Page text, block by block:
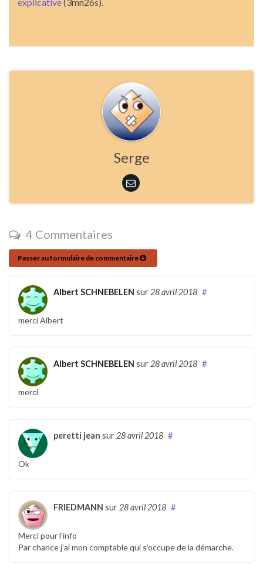
Serge
4 Commentaires
Passer au formulaire de commentaire
Albert SCHNEBELEN sur 28 avril 2018 #
merci Albert
Albert SCHNEBELEN sur 28 avril 2018 #
merci
peretti jean sur 28 avril 2018 #
Ok
FRIEDMANN sur 28 avril 2018 #
Merci pour l’info
Par chance j’ai mon comptable qui s’occupe de la démarche.